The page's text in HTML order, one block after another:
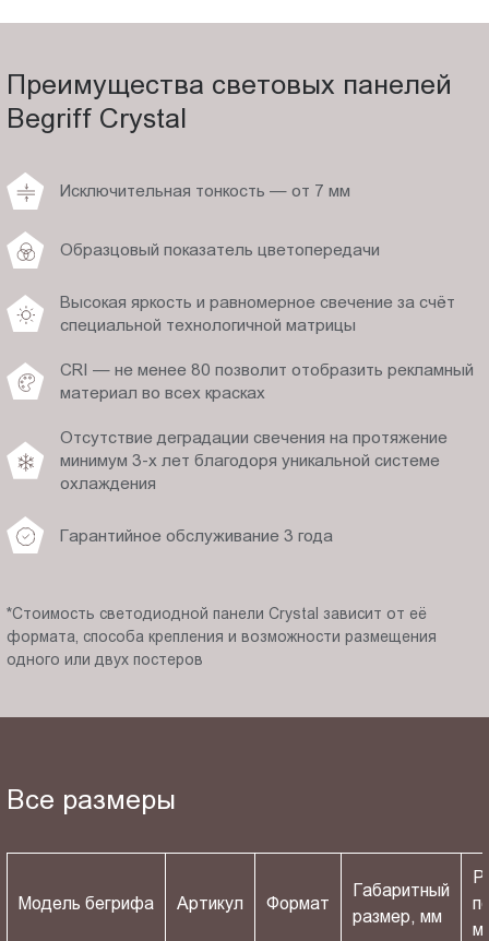
Преимущества световых панелей
Begriff Crystal
Исключительная тонкость — от 7 мм
Образцовый показатель цветопередачи
Высокая яркость и равномерное свечение за счёт
специальной технологичной матрицы
CRI — не менее 80 позволит отобразить рекламный
материал во всех красках
Отсутствие деградации свечения на протяжение
минимум 3-х лет благодоря уникальной системе
охлаждения
Гарантийное обслуживание 3 года
*Стоимость светодиодной панели Crystal зависит от её
формата, способа крепления и возможности размещения
одного или двух постеров
Все размеры
Модель бегрифа Артикул Формат
Габаритный
размер, мм